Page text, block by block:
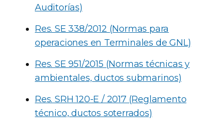
Auditorías)
Res. SE 338/2012 (Normas para
operaciones en Terminales de GNL)
Res. SE 951/2015 (Normas técnicas y
ambientales, ductos submarinos)
Res. SRH 120-E / 2017 (Reglamento
técnico, ductos soterrados)